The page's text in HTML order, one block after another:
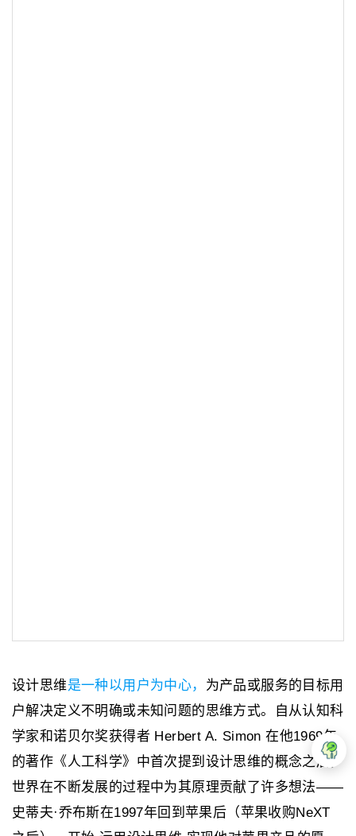
设计思维是一种以用户为中心， 为产品或服务的目标用
户解决定义不明确或未知问题的思维方式。自从认知科
学家和诺贝尔奖获得者 Herbert A. Simon 在他1969年
的著作《人工科学》中首次提到设计思维的概念之后，
世界在不断发展的过程中为其原理贡献了许多想法——
史蒂夫·乔布斯在1997年回到苹果后（苹果收购NeXT